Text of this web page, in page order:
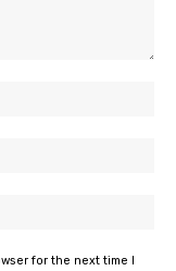
for the next time I